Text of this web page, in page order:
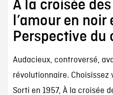
À la croisée
l’amour en noir
Perspective du
Audacieux, controversé,
révolutionnaire.
Sorti en 1957, À la croisée